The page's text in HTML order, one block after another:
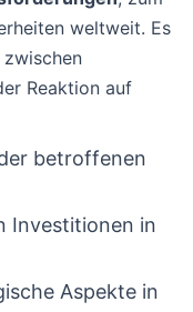
weltweit. Es
Reaktion auf
betroffenen
Investitionen in
Aspekte in